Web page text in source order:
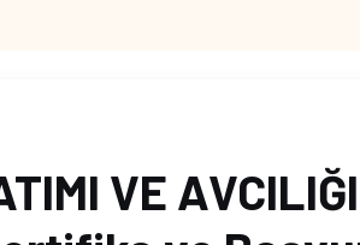
VE